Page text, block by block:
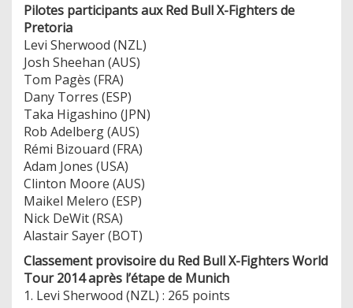
Pilotes participants aux Red Bull X-Fighters de
Pretoria
Levi Sherwood (NZL)
Josh Sheehan (AUS)
Tom Pagès (FRA)
Dany Torres (ESP)
Taka Higashino (JPN)
Rob Adelberg (AUS)
Rémi Bizouard (FRA)
Adam Jones (USA)
Clinton Moore (AUS)
Maikel Melero (ESP)
Nick DeWit (RSA)
Alastair Sayer (BOT)
Classement provisoire du Red Bull X-Fighters World
Tour 2014 après l’étape de Munich
1. Levi Sherwood (NZL) : 265 points